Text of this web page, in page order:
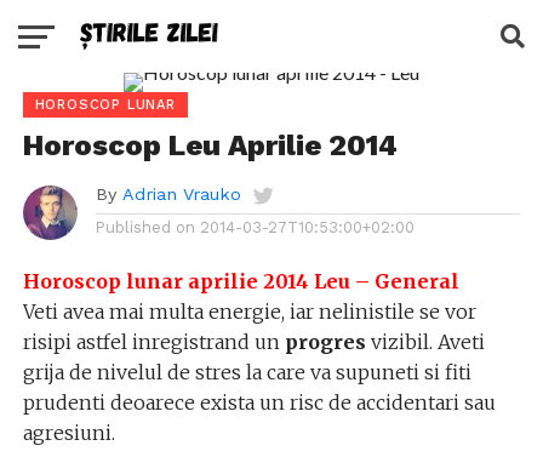
HOROSCOP LUNAR
Horoscop Leu Aprilie 2014
By Adrian Vrauko
Published on 2014-03-27T10:53:00+02:00
Horoscop lunar aprilie 2014 Leu – General
Veti avea mai multa energie, iar nelinistile se vor
risipi astfel inregistrand un progres vizibil. Aveti
grija de nivelul de stres la care va supuneti si fiti
prudenti deoarece exista un risc de accidentari sau
agresiuni.